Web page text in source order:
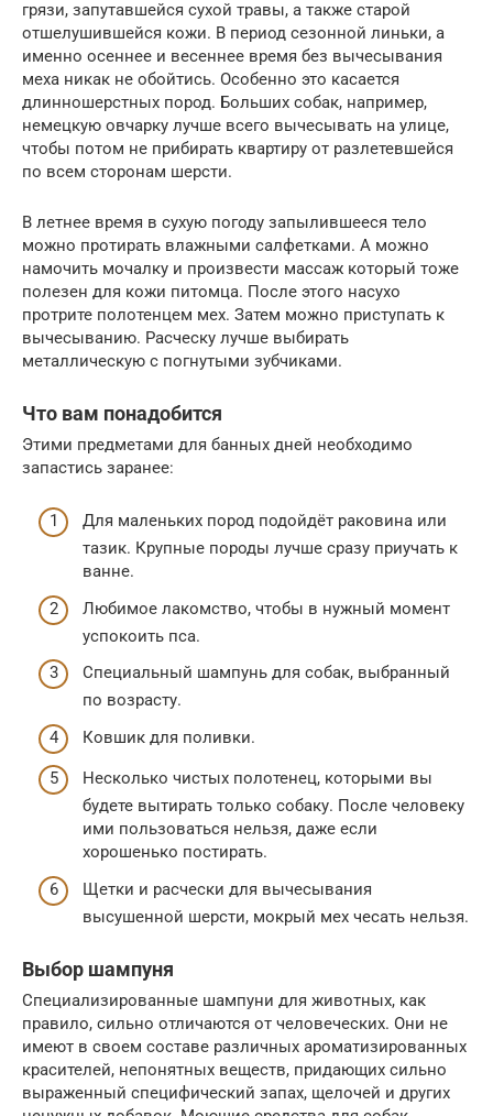
грязи, запутавшейся сухой травы, а также старой
отшелушившейся кожи. В период сезонной линьки, а
именно осеннее и весеннее время без вычесывания
меха никак не обойтись. Особенно это касается
длинношерстных пород. Больших собак, например,
немецкую овчарку лучше всего вычесывать на улице,
чтобы потом не прибирать квартиру от разлетевшейся
по всем сторонам шерсти.
В летнее время в сухую погоду запылившееся тело
можно протирать влажными салфетками. А можно
намочить мочалку и произвести массаж который тоже
полезен для кожи питомца. После этого насухо
протрите полотенцем мех. Затем можно приступать к
вычесыванию. Расческу лучше выбирать
металлическую с погнутыми зубчиками.
Что вам понадобится
Этими предметами для банных дней необходимо
запастись заранее:
Для маленьких пород подойдёт раковина или
тазик. Крупные породы лучше сразу приучать к
ванне.
Любимое лакомство, чтобы в нужный момент
успокоить пса.
Специальный шампунь для собак, выбранный
по возрасту.
Ковшик для поливки.
Несколько чистых полотенец, которыми вы
будете вытирать только собаку. После человеку
ими пользоваться нельзя, даже если
хорошенько постирать.
Щетки и расчески для вычесывания
высушенной шерсти, мокрый мех чесать нельзя.
Выбор шампуня
Специализированные шампуни для животных, как
правило, сильно отличаются от человеческих. Они не
имеют в своем составе различных ароматизированных
красителей, непонятных веществ, придающих сильно
выраженный специфический запах, щелочей и других